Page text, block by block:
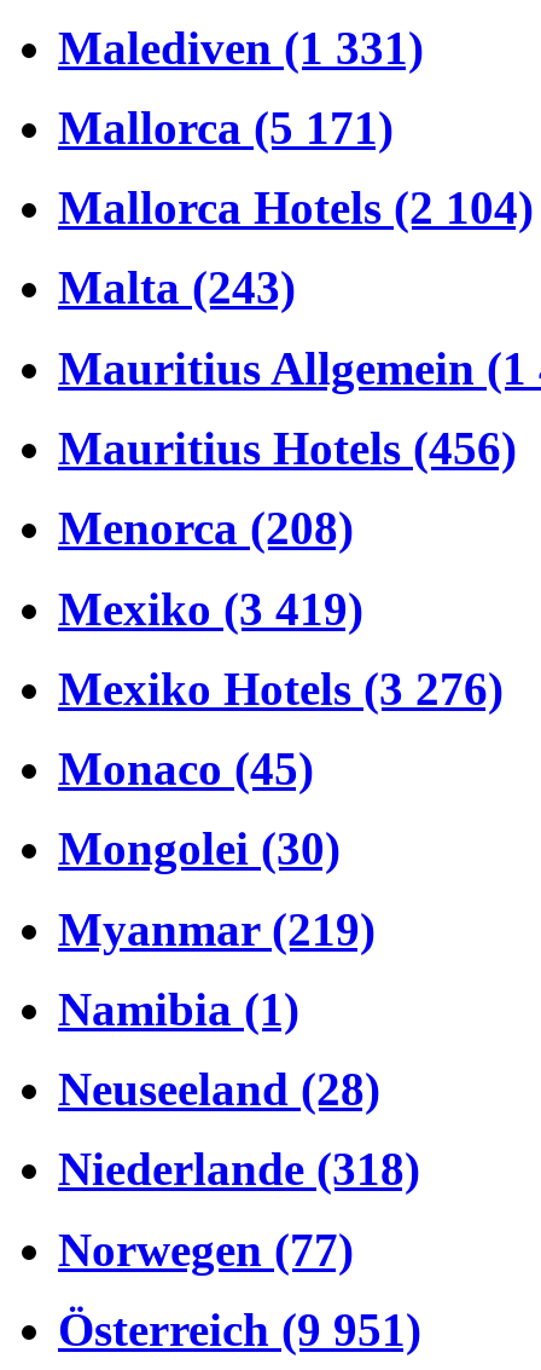
Malediven (1 331)
Mallorca (5 171)
Mallorca Hotels (2 104)
Malta (243)
Mauritius Allgemein (1
Mauritius Hotels (456)
Menorca (208)
Mexiko (3 419)
Mexiko Hotels (3 276)
Monaco (45)
Mongolei (30)
Myanmar (219)
Namibia (1)
Neuseeland (28)
Niederlande (318)
Norwegen (77)
Österreich (9 951)